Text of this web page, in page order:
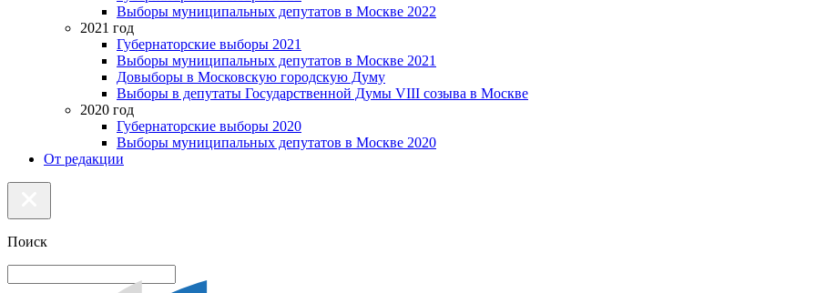
Выборы муниципальных депутатов в Москве 2022
2021 год
Губернаторские выборы 2021
Выборы муниципальных депутатов в Москве 2021
Довыборы в Московскую городскую Думу
Выборы в депутаты Государственной Думы VIII созыва в Москве
2020 год
Губернаторские выборы 2020
Выборы муниципальных депутатов в Москве 2020
От редакции
Поиск